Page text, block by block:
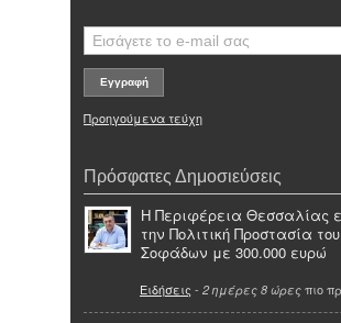
Προηγούμενα τεύχη
Πρόσφατες Δημοσιεύσεις
Η Περιφέρεια Θεσσαλίας
την Πολιτική Προστασία
Σοφάδων με 300.000 ευρώ
Ειδήσεις - 2 ημέρες 8 ώρες πιο